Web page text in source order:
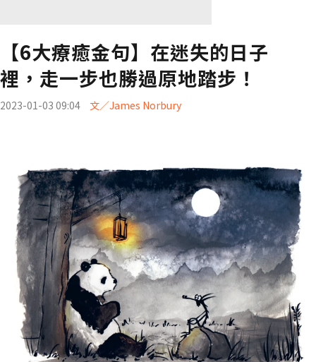
【6大療癒金句】在迷失的日子
裡，走一步也勝過原地踏步！
2023-01-03 09:04 文／James Norbury